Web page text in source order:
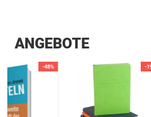
ANGEBOTE
-48% -